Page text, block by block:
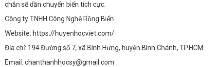
chắn sẽ dần chuyển biến tích cực.
Công ty TNHH Công Nghệ Rồng Biển
Website: https://huyenhocviet.com/
Địa chỉ: 194 Đường số 7, xã Bình Hưng, huyện Bình Chánh, TP.HCM.
Email: chanthanhhocsy@gmail.com